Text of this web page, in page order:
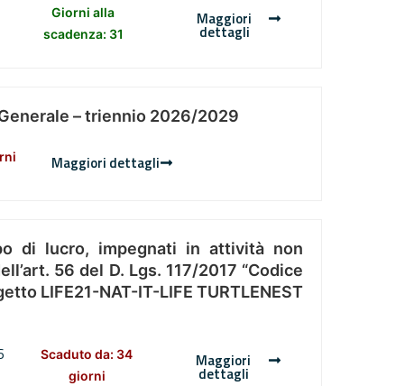
Giorni alla
scadenza: 31
Maggiori
dettagli
– triennio 2026/2029
Maggiori dettagli
di lucro, impegnati in attività non
56 del D. Lgs. 117/2017 “Codice
LIFE21-NAT-IT-LIFE TURTLENEST
Scaduto da: 34
giorni
Maggiori
dettagli